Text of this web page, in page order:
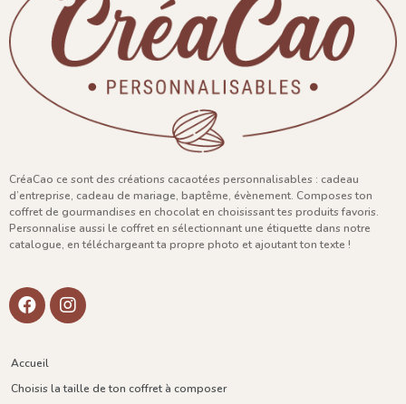
CréaCao ce sont des créations cacaotées personnalisables : cadeau
d’entreprise, cadeau de mariage, baptême, évènement. Composes ton
coffret de gourmandises en chocolat en choisissant tes produits favoris.
Personnalise aussi le coffret en sélectionnant une étiquette dans notre
catalogue, en téléchargeant ta propre photo et ajoutant ton texte !
Accueil
Choisis la taille de ton coffret à composer